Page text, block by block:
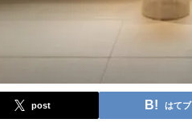
post はてブ